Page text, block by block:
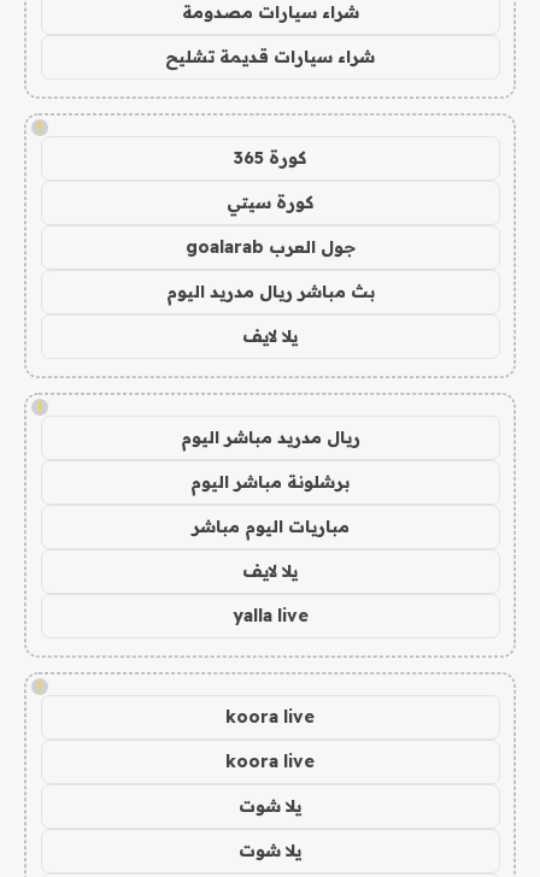
شراء سيارات مصدومة
شراء سيارات قديمة تشليح
!
كورة 365
كورة سيتي
جول العرب goalarab
بث مباشر ريال مدريد اليوم
يلا لايف
!
ريال مدريد مباشر اليوم
برشلونة مباشر اليوم
مباريات اليوم مباشر
يلا لايف
yalla live
!
koora live
koora live
يلا شوت
يلا شوت